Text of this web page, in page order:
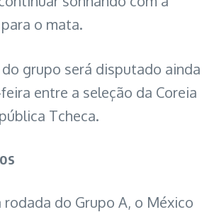
o mata.
grupo será disputado ainda
entre a seleção da Coreia
Tcheca.
rodada do Grupo A, o México